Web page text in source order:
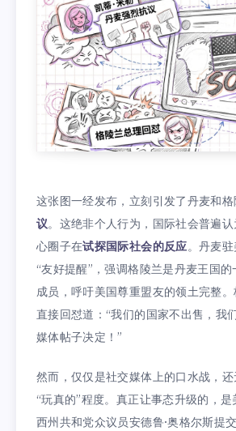
这张图一经发布，立刻引发了丹麦和
议。这绝非个人行为，国际社会普遍
心圈子在试探国际社会的反应。丹麦
“友好提醒”，强调格陵兰是丹麦王国
成员，呼吁美国尊重盟友的领土完整
直接回怼道：“我们的国家不出售，我
媒体帖子决定！”
然而，仅仅是社交媒体上的口水战，
“玩真的”程度。真正让事态升级的，
西州共和党众议员安德鲁·奥格尔斯提